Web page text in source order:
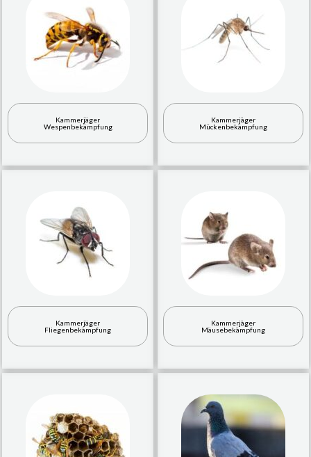
Kammerjäger
Wespenbekämpfung
Kammerjäger
Mückenbekämpfung
Kammerjäger
Fliegenbekämpfung
Kammerjäger
Mäusebekämpfung